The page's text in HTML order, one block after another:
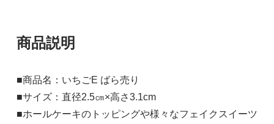
商品説明
■商品名：いちごE ばら売り
■サイズ：直径2.5㎝×高さ3.1cm
■ホールケーキのトッピングや様々なフェイクスイーツ